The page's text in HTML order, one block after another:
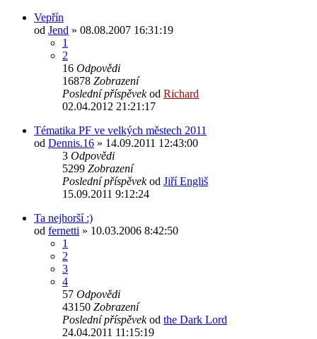
Vepřín
od Jend » 08.08.2007 16:31:19
1
2
16 Odpovědi
16878 Zobrazení
Poslední příspěvekod Richard
02.04.2012 21:21:17
Tématika PF ve velkých městech 2011
od Dennis.16 » 14.09.2011 12:43:00
3 Odpovědi
5299 Zobrazení
Poslední příspěvekod Jiří Engliš
15.09.2011 9:12:24
Ta nejhorší :)
od fernetti » 10.03.2006 8:42:50
1
2
3
4
57 Odpovědi
43150 Zobrazení
Poslední příspěvekod the Dark Lord
24.04.2011 11:15:19